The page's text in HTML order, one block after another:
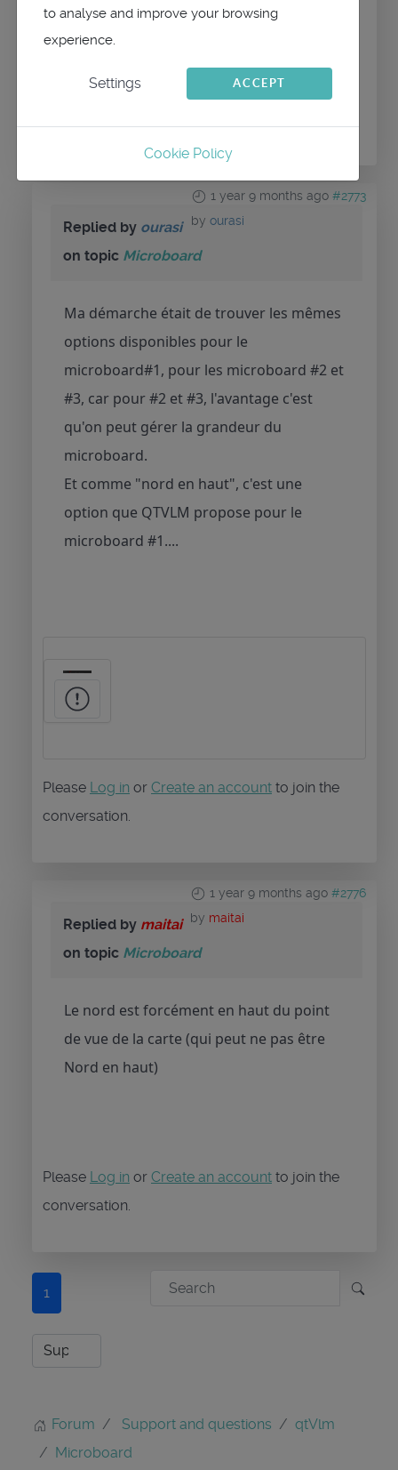
PleaseLog inor Create an account to join the
1 year 9 months ago #2773
by ourasi
Replied by ourasi
on topic Microboard
Ma démarche était de trouver les mêmes
options disponibles pour le
microboard#1, pour les microboard #2 et
#3, car pour #2 et #3, l'avantage c'est
qu'on peut gérer la grandeur du
microboard.
Et comme "nord en haut", c'est une
option que QTVLM propose pour le
microboard #1....
Please Log in or Create an account to join the
conversation.
1 year 9 months ago #2776
by maitai
Replied by maitai
on topic Microboard
Le nord est forcément en haut du point
de vue de la carte (qui peut ne pas être
Nord en haut)
Please Log in or Create an account to join the
conversation.
1
Forum Support and questions
qtVlm
Microboard
to analyse and improve your browsing
experience.
Settings ACCEPT
Cookie Policy